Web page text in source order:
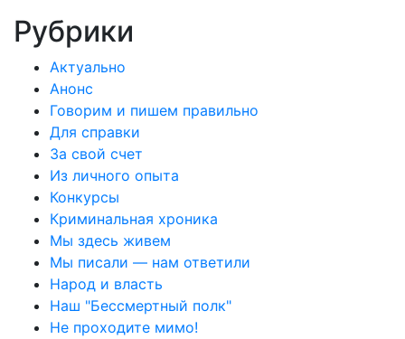
Рубрики
Актуально
Анонс
Говорим и пишем правильно
Для справки
За свой счет
Из личного опыта
Конкурсы
Криминальная хроника
Мы здесь живем
Мы писали — нам ответили
Народ и власть
Наш "Бессмертный полк"
Не проходите мимо!